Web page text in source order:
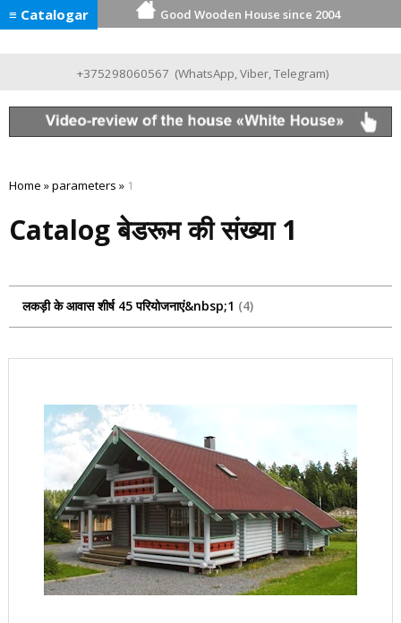
≡ Catalogar Good Wooden House since 2004
+375298060567 (WhatsApp,Viber,Telegram)
Home »parameters » 1
Catalog बेडरूम की संख्या 1
लकड़ी के आवास शीर्ष 45 परियोजनाएं&nbsp;1 4